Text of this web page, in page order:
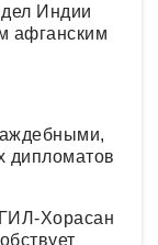
Индии
афганским
дипломатов
Хорасан